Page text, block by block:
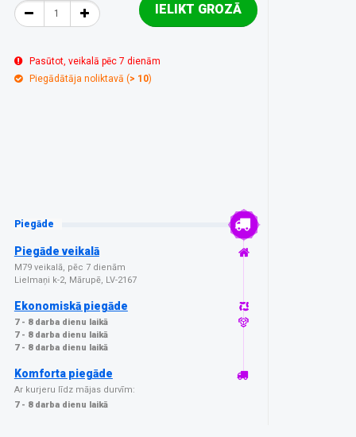
IELIKT GROZĀ
Pasūtot, veikalā pēc 7 dienām
Piegādātāja noliktavā (> 10)
Piegāde
Piegāde veikalā
M79 veikalā, pēc 7 dienām
Lielmaņi k-2, Mārupē, LV-2167
Ekonomiskā piegāde
7 - 8 darba dienu laikā
7 - 8 darba dienu laikā
7 - 8 darba dienu laikā
Komforta piegāde
Ar kurjeru līdz mājas durvīm:
7 - 8 darba dienu laikā